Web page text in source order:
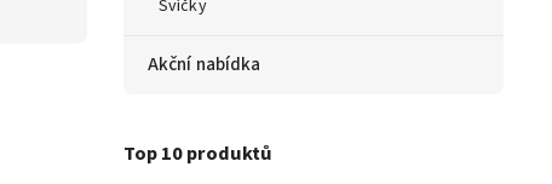
Svíčky
Akční nabídka
Top 10 produktů